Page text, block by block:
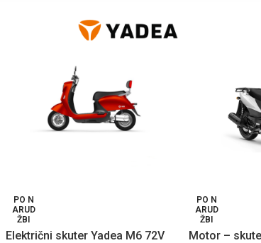
PO N
ARUD
ŽBI
Električni skuter Yadea M6 72V
PO N
ARUD
ŽBI
Motor –